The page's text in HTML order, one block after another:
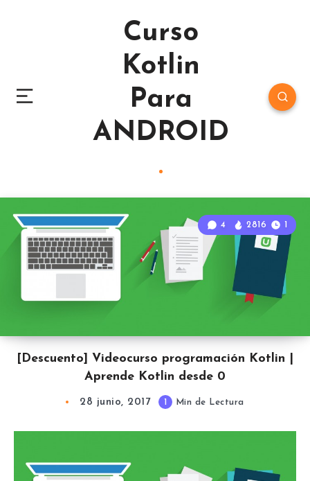
Curso
Kotlin
Para
ANDROID
4 2816 1
[Descuento] Videocurso programación Kotlin |
Aprende Kotlin desde 0
28 junio, 2017 1 Min de Lectura